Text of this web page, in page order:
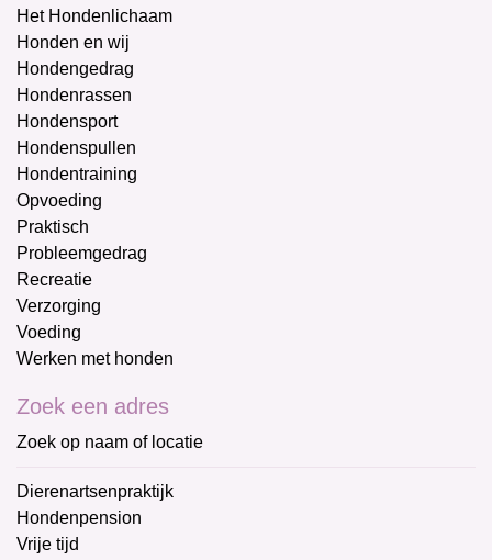
Het Hondenlichaam
Honden en wij
Hondengedrag
Hondenrassen
Hondensport
Hondenspullen
Hondentraining
Opvoeding
Praktisch
Probleemgedrag
Recreatie
Verzorging
Voeding
Werken met honden
Zoek een adres
Zoek op naam of locatie
Dierenartsenpraktijk
Hondenpension
Vrije tijd